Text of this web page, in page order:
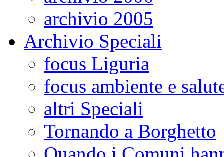
archivio 2005
Archivio Speciali
focus Liguria
focus ambiente e
altri Speciali
Tornando a Borghetto